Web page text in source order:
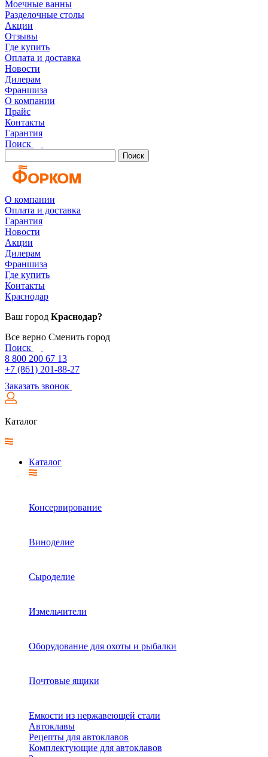
Моечные ванны
Разделочные столы
Акции
Отзывы
Где купить
Оплата и доставка
Новости
Дилерам
Франшиза
О компании
Прайс
Контакты
Гарантия
Поиск
Поиск
О компании
Оплата и доставка
Гарантия
Новости
Акции
Дилерам
Франшиза
Где купить
Контакты
Краснодар
Ваш город Краснодар?
Все верно Сменить город
Поиск
8 800 200 67 13
+7 (861) 201-88-27
Заказать звонок
Каталог
Каталог
Консервирование
Виноделие
Сыроделие
Измельчители
Оборудование для охоты и рыбалки
Почтовые ящики
Емкости из нержавеющей стали
Автоклавы
Рецепты для автоклавов
Комплектующие для автоклавов